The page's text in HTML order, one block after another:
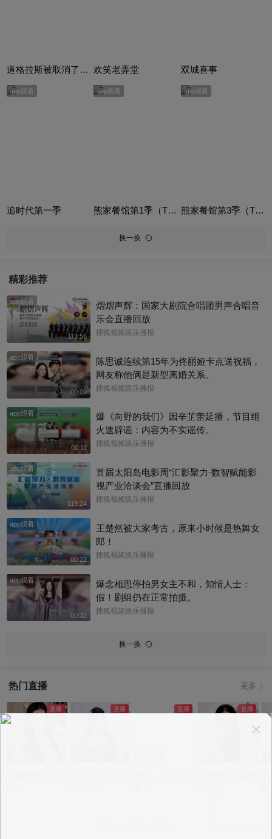
道格拉斯被取消了（Douglas is Cancelled） 欢笑老弄堂 双城喜事
app观看
追时代第一季
app观看
熊家餐馆第1季（The Bear Season 1）
app观看
熊家餐馆第3季（The Bear Season 3）
换一换
精彩推荐
app观看
113:56
熠熠声辉：国家大剧院合唱团男声合唱音
乐会直播回放
搜狐视频娱乐播报
app观看
00:09
陈思诚连续第15年为佟丽娅卡点送祝福，
网友称他俩是新型离婚关系。
搜狐视频娱乐播报
app观看
00:11
爆《向野的我们》因辛芷蕾延播，节目组
火速辟谣：内容为不实谣传。
搜狐视频娱乐播报
app观看
119:24
首届太阳岛电影周“汇影聚力·数智赋能影
视产业洽谈会”直播回放
搜狐视频娱乐播报
app观看
00:22
王楚然被大家考古，原来小时候是热舞女
郎！
搜狐视频娱乐播报
app观看
00:32
爆念相思停拍男女主不和，知情人士：
假！剧组仍在正常拍摄。
搜狐视频娱乐播报
换一换
热门直播 更多